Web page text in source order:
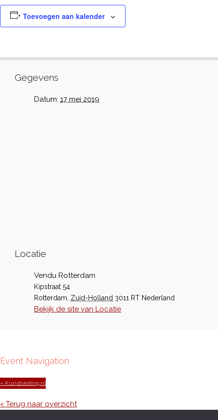
Toevoegen aan kalender
Gegevens
Datum: 17 mei 2019
Locatie
Vendu Rotterdam
Kipstraat 54
Rotterdam Zuid-Holland 3011 RT Nederland
Bekijk de site van Locatie
Event Navigation
« Kunstveiling.nl
< Terug naar overzicht